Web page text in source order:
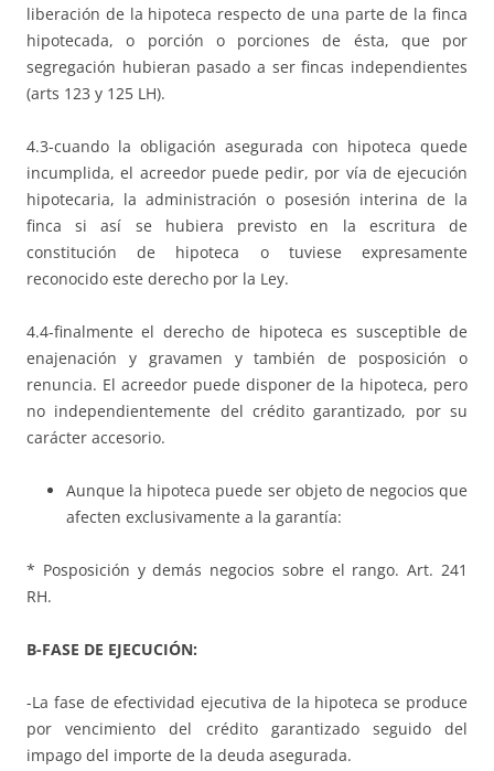
liberación de la hipoteca respecto de una parte de la finca
hipotecada, o porción o porciones de ésta, que por
segregación hubieran pasado a ser fincas independientes
(arts 123 y 125 LH).
4.3-cuando la obligación asegurada con hipoteca quede
incumplida, el acreedor puede pedir, por vía de ejecución
hipotecaria, la administración o posesión interina de la
finca si así se hubiera previsto en la escritura de
constitución de hipoteca o tuviese expresamente
reconocido este derecho por la Ley.
4.4-finalmente el derecho de hipoteca es susceptible de
enajenación y gravamen y también de posposición o
renuncia. El acreedor puede disponer de la hipoteca, pero
no independientemente del crédito garantizado, por su
carácter accesorio.
Aunque la hipoteca puede ser objeto de negocios que
afecten exclusivamente a la garantía:
* Posposición y demás negocios sobre el rango. Art. 241
RH.
B-FASE DE EJECUCIÓN:
-La fase de efectividad ejecutiva de la hipoteca se produce
por vencimiento del crédito garantizado seguido del
impago del importe de la deuda asegurada.